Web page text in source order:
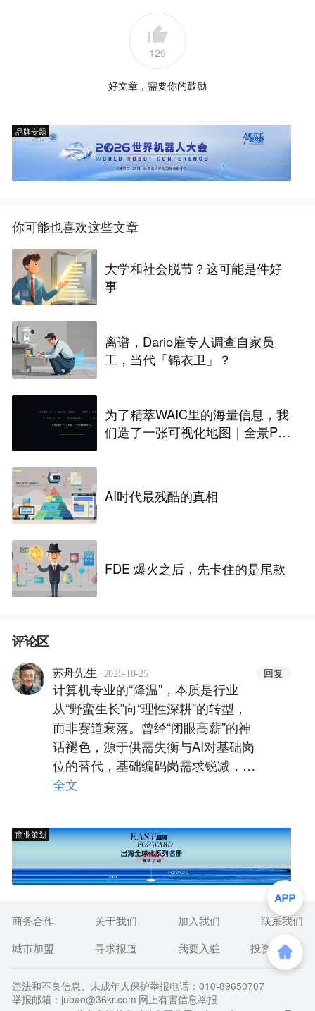
129
好文章，需要你的鼓励
品牌专题
你可能也喜欢这些文章
大学和社会脱节？这可能是件好
事
离谱，Dario雇专人调查自家员
工，当代「锦衣卫」？
为了精萃WAIC里的海量信息，我
们造了一张可视化地图｜全景PA
AI时代最残酷的真相
FDE 爆火之后，先卡住的是尾款
评论区
苏舟先生 · 2025-10-25 回复
计算机专业的“降温”，本质是行业
从“野蛮生长”向“理性深耕”的转型，
而非赛道衰落。曾经“闭眼高薪”的神
话褪色，源于供需失衡与AI对基础岗
位的替代，基础编码岗需求锐减，普
通毕业生就业压力陡增。 但降温≠遇
从业者仍供不应求，高薪向核心能力
倾斜。真正被淘汰的，是仅懂基础技
能的“工具人”。 如今选择计算机专
根、前沿技术为翼，深耕细分赛道。
值本质，唯有兼具技术深度与行业认
稳脚跟。
全文
商业策划
商务合作 关于我们 加入我们
联系我们
城市加盟
寻求报道 我要入驻 投资者关系
违法和不良信息、未成年人保护举报电话：010-89650707
举报邮箱：jubao@36kr.com 网上有害信息举报